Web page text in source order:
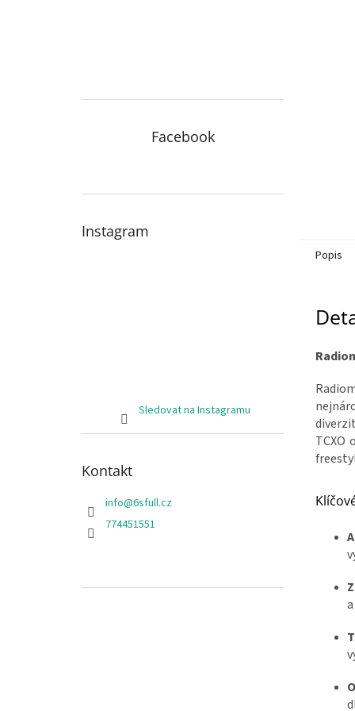
Facebook
Instagram
Sledovat na Instagramu
Kontakt
info@6sfull.cz
774451551
Popis
TCXO